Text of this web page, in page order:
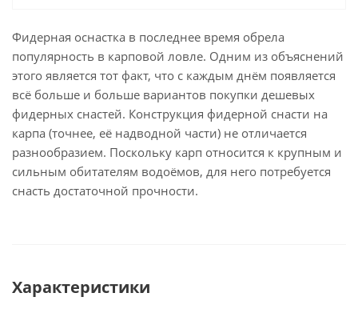
Фидерная оснастка в последнее время обрела
популярность в карповой ловле. Одним из объяснений
этого является тот факт, что с каждым днём появляется
всё больше и больше вариантов покупки дешевых
фидерных снастей. Конструкция фидерной снасти на
карпа (точнее, её надводной части) не отличается
разнообразием. Поскольку карп относится к крупным и
сильным обитателям водоёмов, для него потребуется
снасть достаточной прочности.
Характеристики